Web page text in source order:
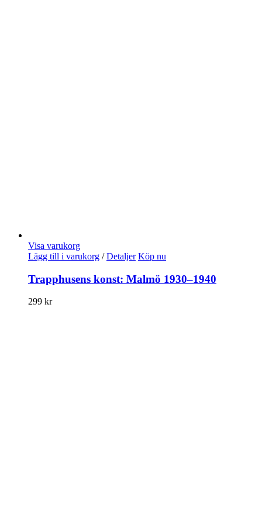
Visa varukorg
Lägg till i varukorg / Detaljer Köp nu
Trapphusens konst: Malmö 1930–1940
299 kr